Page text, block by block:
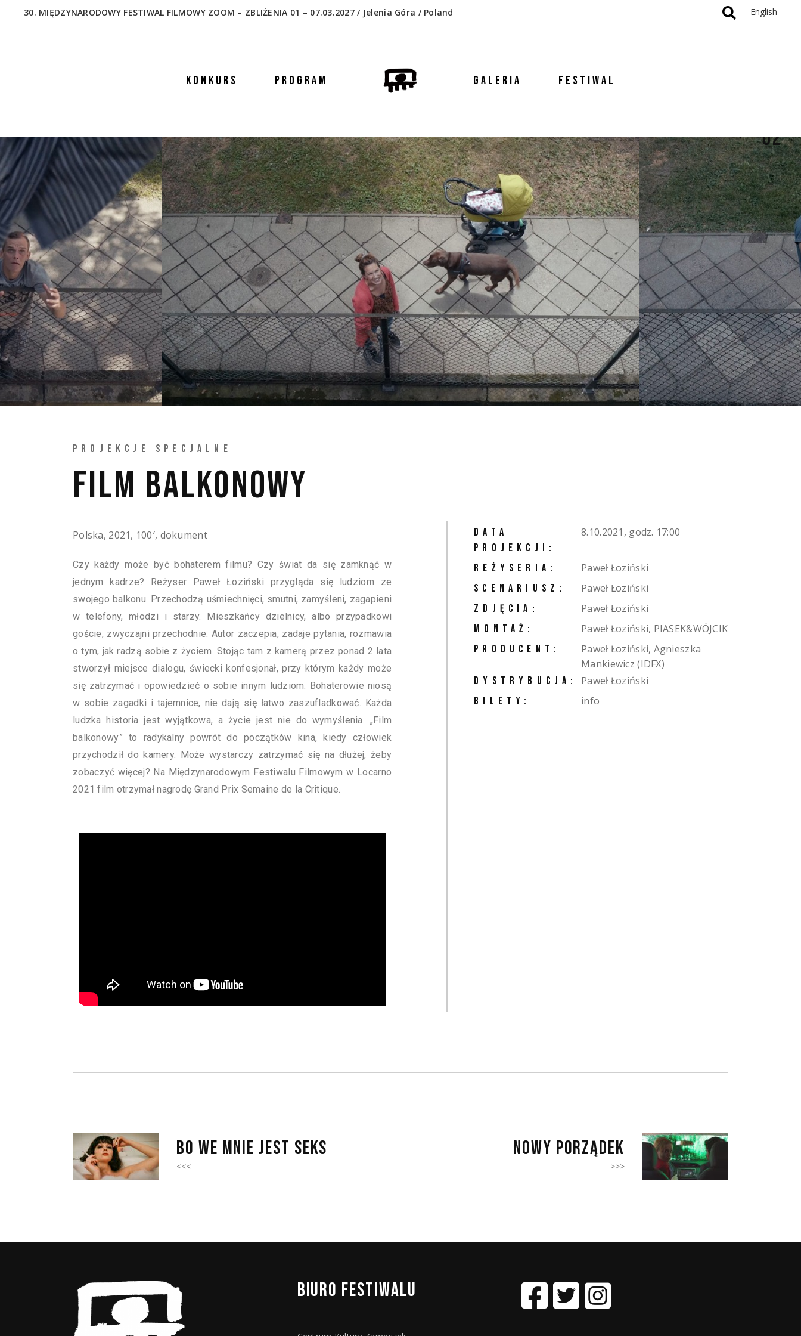
30. MIĘDZYNARODOWY FESTIWAL FILMOWY ZOOM – ZBLIŻENIA 01 – 07.03.2027 / Jelenia Góra / Poland English
KONKURS PROGRAM GALERIA FESTIWAL
02
PROJEKCJE SPECJALNE
FILM BALKONOWY
Polska, 2021, 100′, dokument
Czy każdy może być bohaterem filmu? Czy świat da się zamknąć w
jednym kadrze? Reżyser Paweł Łoziński przygląda się ludziom ze
swojego balkonu. Przechodzą uśmiechnięci, smutni, zamyśleni, zagapieni
w telefony, młodzi i starzy. Mieszkańcy dzielnicy, albo przypadkowi
goście, zwyczajni przechodnie. Autor zaczepia, zadaje pytania, rozmawia
o tym, jak radzą sobie z życiem. Stojąc tam z kamerą przez ponad 2 lata
stworzył miejsce dialogu, świecki konfesjonał, przy którym każdy może
się zatrzymać i opowiedzieć o sobie innym ludziom. Bohaterowie niosą
w sobie zagadki i tajemnice, nie dają się łatwo zaszufladkować. Każda
ludzka historia jest wyjątkowa, a życie jest nie do wymyślenia. „Film
balkonowy” to radykalny powrót do początków kina, kiedy człowiek
przychodził do kamery. Może wystarczy zatrzymać się na dłużej, żeby
zobaczyć więcej? Na Międzynarodowym Festiwalu Filmowym w Locarno
2021 film otrzymał nagrodę Grand Prix Semaine de la Critique.
DATA
PROJEKCJI:
8.10.2021, godz. 17:00
REŻYSERIA: Paweł Łoziński
SCENARIUSZ: Paweł Łoziński
ZDJĘCIA: Paweł Łoziński
MONTAŻ: Paweł Łoziński, PIASEK&WÓJCIK
PRODUCENT:
Paweł Łoziński, Agnieszka
Mankiewicz (IDFX)
DYSTRYBUCJA: Paweł Łoziński
BILETY: info
BO WE MNIE JEST SEKS
<<<
NOWY PORZĄDEK
>>>
BIURO FESTIWALU